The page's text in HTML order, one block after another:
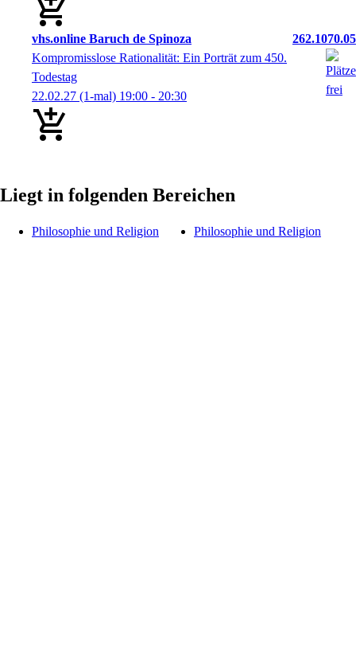
vhs.online Baruch de Spinoza
262.1070.05
Kompromisslose Rationalität: Ein Porträt zum 450.
Todestag
22.02.27 (1-mal) 19:00 - 20:30
Liegt in folgenden Bereichen
Philosophie und Religion Philosophie und Religion